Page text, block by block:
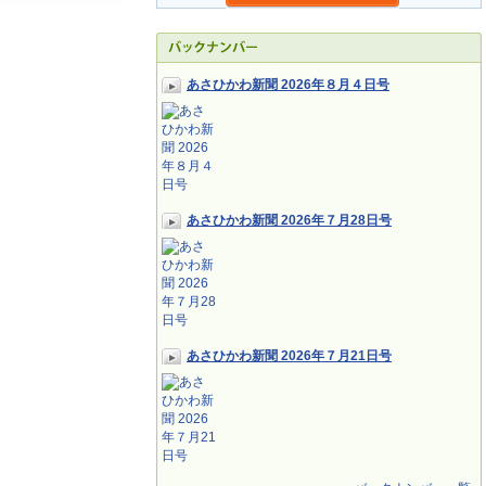
あさひかわ新聞 2026年８月４日号
あさひかわ新聞 2026年７月28日号
あさひかわ新聞 2026年７月21日号